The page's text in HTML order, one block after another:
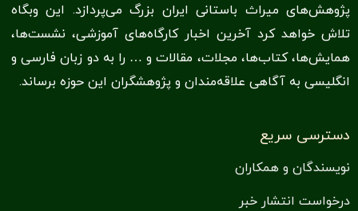
پژوهش‌های میراث باستانی ایران بزرگ می‌پردازد. این وبگاه
تلاش خواهد کرد آخرین اخبار کارگاه‌های آموزشی، نشست‌ها،
همایش‌ها، کتاب‌ها‌،‌ مجلات، مقالات و … را به دو زبان فارسی و
انگلیسی به آگاهی علاقه‌مندان و پژوهشگران این حوزه برساند.
دسترسی سریع
نویسندگان و همکاران
درخواست انتشار خبر